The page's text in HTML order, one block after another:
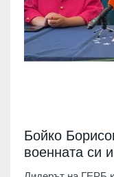
Бойко
военната си